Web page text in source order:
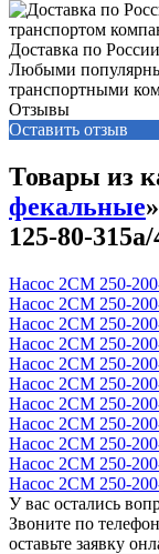
Доставка по России
Любыми
транспортными
Отзывы
Оставить отзыв
Товары из
фекальные
125-80-315а/
Насос 2СМ 250-
Насос 2СМ 250-
Насос 2СМ 250-
Насос 2СМ 250-
Насос 2СМ 250-
Насос 2СМ 250-
Насос 2СМ 250-
Насос 2СМ 250-
Насос 2СМ 250-
Насос 2СМ 250-
Насос 2СМ 250-
У вас остались
Звоните по
оставьте заявку